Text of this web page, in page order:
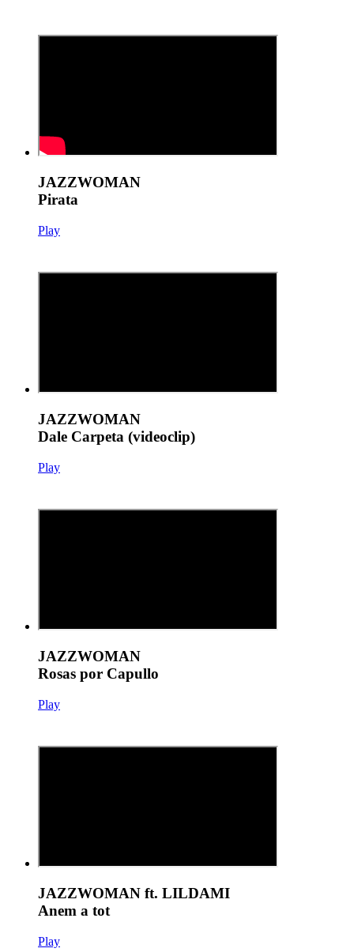
JAZZWOMAN
Pirata
Play
JAZZWOMAN
Dale Carpeta (videoclip)
Play
JAZZWOMAN
Rosas por Capullo
Play
JAZZWOMAN ft. LILDAMI
Anem a tot
Play